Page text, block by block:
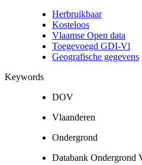
Herbruikbaar
Kosteloos
Vlaamse Open data
Toegevoegd GDI-Vl
Geografische gegevens
Keywords
DOV
Vlaanderen
Ondergrond
Databank Ondergrond